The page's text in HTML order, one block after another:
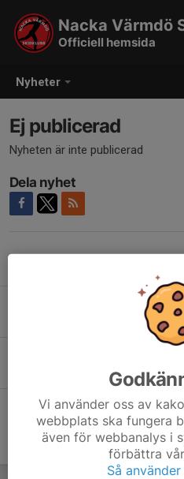
Nyheter
Nacka Värmdö
Officiell hemsida
Ej publicerad
Nyheten är inte publicerad
Dela nyhet
Marcialonga 2026 -
26 aug 2025
Vi använder oss av
webbplats ska fungera
även för webbanalys i
förbättra
Så